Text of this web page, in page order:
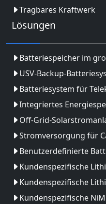
Tragbares Kraftwerk
Lösungen
Batteriespeicher im
USV-Backup-
Batteriesystem für
Integriertes
Off-Grid-
Stromversorgung für
Benutzerdefinierte
Kundenspezifische
Kundenspezifische
Kundenspezifische